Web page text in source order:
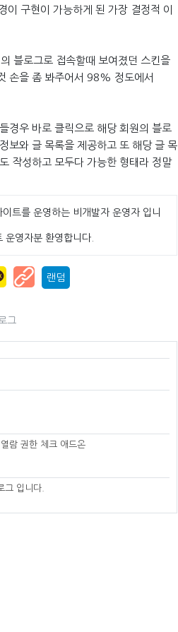
구현이 가능하게 된 가장 결정적 이
블로그로 접속할때 보여졌던 스킨을
손을 좀 봐주어서 98% 정도에서
경우 바로 클릭으로 해당 회원의 블로
보와 글 목록을 제공하고 또 해당 글 목
작성하고 모두다 가능한 형태라 정말
트를 운영하는 비개발자 운영자 입니
운영자분 환영합니다.
랜덤
그
람 권한 체크 애드온
그 입니다.